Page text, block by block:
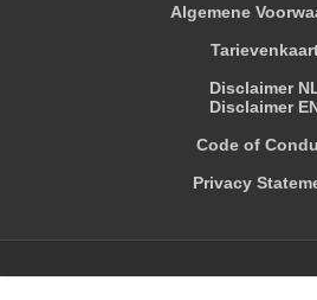
Algemene
Disclaimer
Disclaimer
Code of
Privacy